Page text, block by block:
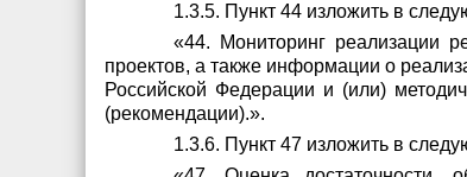
1.3.5. Пункт 44 изложить в
«44. Мониторинг реализации
проектов, а также информации о
Российской Федерации и (или)
(рекомендации).».
1.3.6. Пункт 47 изложить в